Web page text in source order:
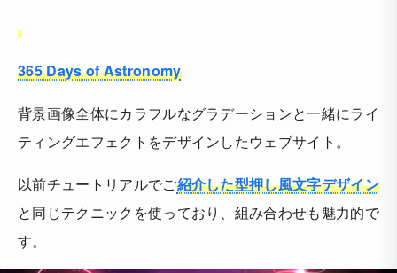
365 Days of Astronomy
背景画像全体にカラフルなグラデーションと一緒にライ
ティングエフェクトをデザインしたウェブサイト。
以前チュートリアルでご紹介した型押し風文字デザイン
と同じテクニックを使っており、組み合わせも魅力的で
す。